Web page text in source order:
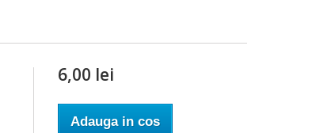
6,00 lei
Adauga in cos